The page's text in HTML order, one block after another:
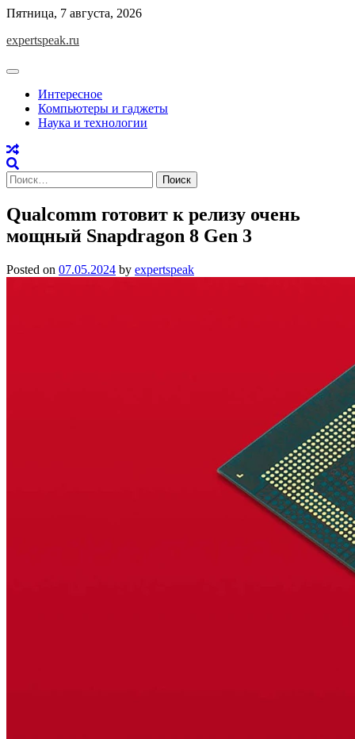
Skip
content
Пятница, 7 августа, 2026
expertspeak.ru
Интересное
Компьютеры и гаджеты
Наука и технологии
Найти:
Qualcomm готовит к релизу очень
мощный Snapdragon 8 Gen 3
Posted on 07.05.2024 by expertspeak